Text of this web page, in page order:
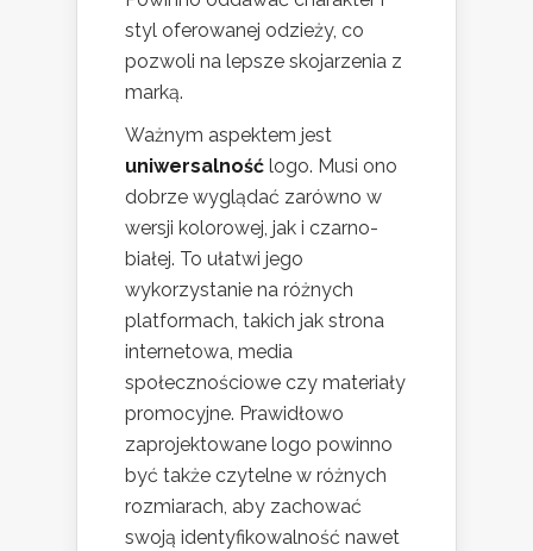
styl oferowanej odzieży, co
pozwoli na lepsze skojarzenia z
marką.
Ważnym aspektem jest
uniwersalność logo. Musi ono
dobrze wyglądać zarówno w
wersji kolorowej, jak i czarno-
białej. To ułatwi jego
wykorzystanie na różnych
platformach, takich jak strona
internetowa, media
społecznościowe czy materiały
promocyjne. Prawidłowo
zaprojektowane logo powinno
być także czytelne w różnych
rozmiarach, aby zachować
swoją identyfikowalność nawet